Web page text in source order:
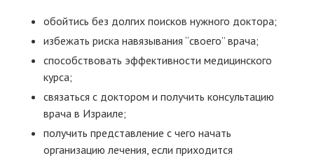
обойтись без долгих поисков нужного доктора;
избежать риска навязывания “своего” врача;
способствовать эффективности медицинского
курса;
связаться с доктором и получить консультацию
врача в Израиле;
получить представление с чего начать
организацию лечения, если приходится